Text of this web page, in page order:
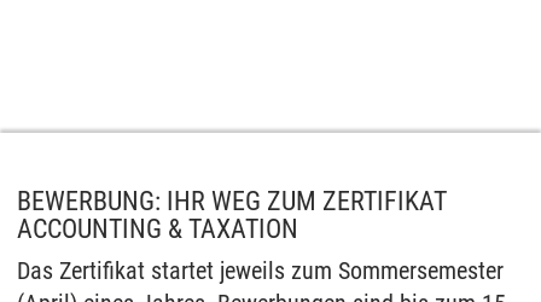
BEWERBUNG: IHR WEG ZUM ZERTIFIKAT
ACCOUNTING & TAXATION
Das Zertifikat startet jeweils zum Sommersemester